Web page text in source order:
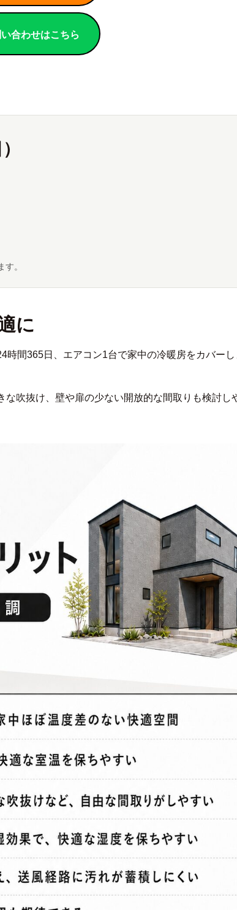
合わせはこちら
。
に
間365日、エアコン1台で家中の冷暖房をカバーし
吹抜け、壁や扉の少ない開放的な間取りも検討し